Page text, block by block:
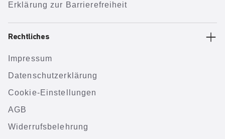
Erklärung zur Barrierefreiheit
Rechtliches
Impressum
Datenschutzerklärung
Cookie-Einstellungen
AGB
Widerrufsbelehrung